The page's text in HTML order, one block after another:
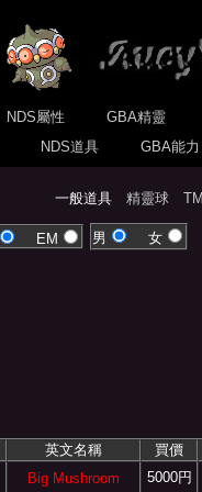
NDS屬性
GBA精靈
NDS道具 GBA能
一般道具 精靈球
EM 男 女
英文名稱
買價
Big Mushroom 5000円